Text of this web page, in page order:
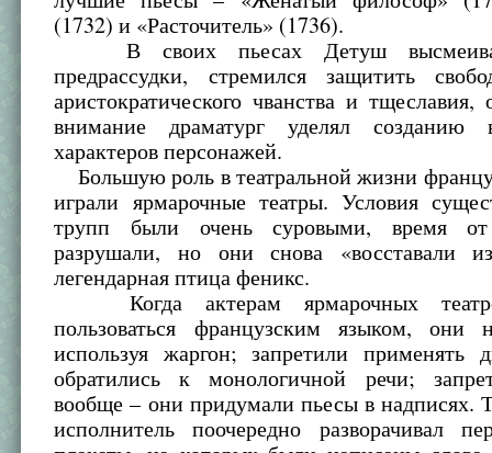
(1732) и «Расточитель» (1736).
В своих пьесах Детуш
предрассудки, стремился защитить
аристократического чванства и тщеславия,
внимание драматург уделял созданию
характеров персонажей.
Большую роль в театральной жизни
играли ярмарочные театры. Условия
трупп были очень суровыми, время
разрушали, но они снова «восставали
легендарная птица феникс.
Когда актерам ярмарочных
пользоваться французским языком, они
используя жаргон; запретили применять
обратились к монологичной речи;
вообще – они придумали пьесы в надписях.
исполнитель поочередно разворачивал